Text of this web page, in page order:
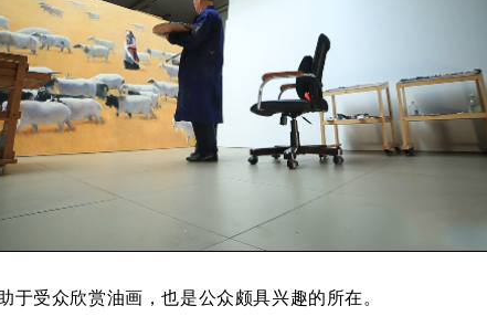
受众欣赏油画，也是公众颇具兴趣的所在。